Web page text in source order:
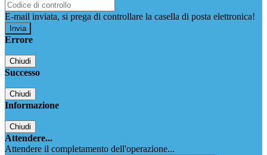
E-mail inviata, si prega di controllare la casella di posta elettronica!
Errore
Chiudi
Successo
Chiudi
Informazione
Chiudi
Attendere...
Attendere il completamento dell'operazione...